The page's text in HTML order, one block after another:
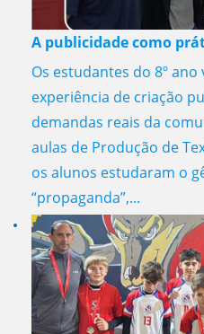
A publicidade como
Os estudantes do 8º
experiência de criação
demandas reais da
aulas de Produção de
os alunos estudaram o
“propaganda”,...